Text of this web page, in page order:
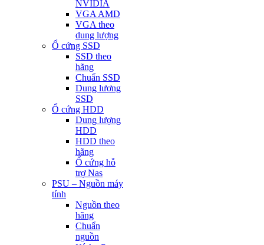
NVIDIA
VGA AMD
VGA theo
dung lượng
Ổ cứng SSD
SSD theo
hãng
Chuẩn SSD
Dung lượng
SSD
Ổ cứng HDD
Dung lượng
HDD
HDD theo
hãng
Ổ cứng hỗ
trợ Nas
PSU – Nguồn máy
tính
Nguồn theo
hãng
Chuẩn
nguồn